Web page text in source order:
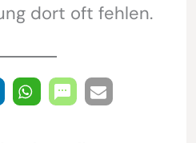
dort oft fehlen.